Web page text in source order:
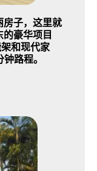
子，这里就
豪华项目
和现代家
路程。